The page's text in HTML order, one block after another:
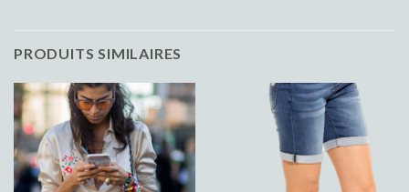
PRODUITS SIMILAIRES